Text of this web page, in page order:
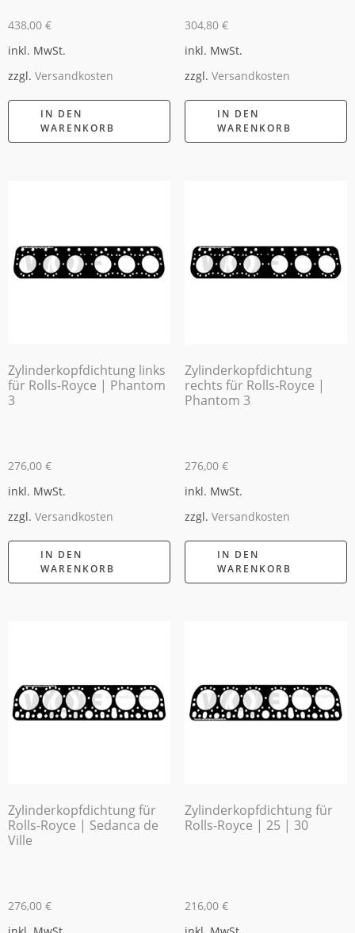
438,00 €
inkl. MwSt.
zzgl. Versandkosten
IN DEN
WARENKORB
304,80 €
inkl. MwSt.
zzgl. Versandkosten
IN DEN
WARENKORB
Zylinderkopfdichtung links
für Rolls-Royce | Phantom
3
276,00 €
inkl. MwSt.
zzgl. Versandkosten
IN DEN
WARENKORB
Zylinderkopfdichtung
rechts für Rolls-Royce |
Phantom 3
276,00 €
inkl. MwSt.
zzgl. Versandkosten
IN DEN
WARENKORB
Zylinderkopfdichtung für
Rolls-Royce | Sedanca de
Ville
276,00 €
Zylinderkopfdichtung für
Rolls-Royce | 25 | 30
216,00 €